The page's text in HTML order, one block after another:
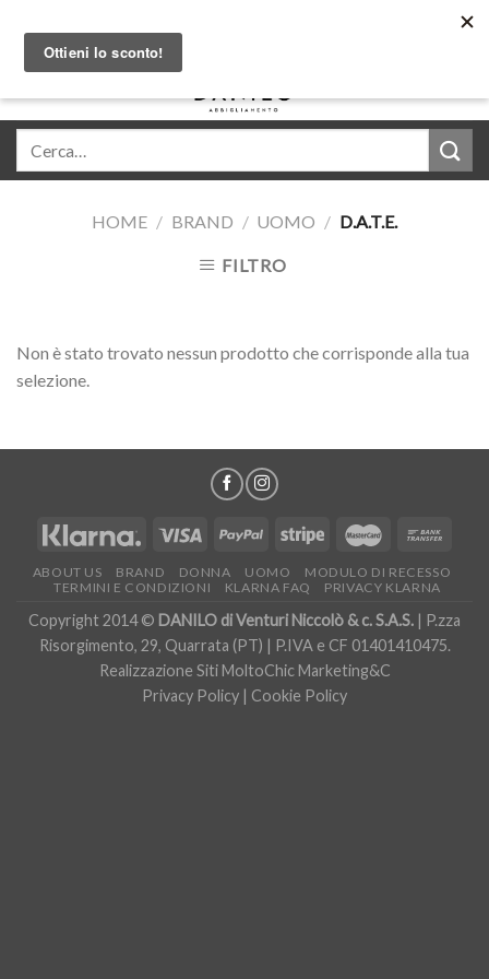
content
HOME / BRAND / UOMO / D.A.T.E.
FILTRO
Non è stato trovato nessun prodotto che corrisponde alla tua
selezione.
ABOUT US BRAND DONNA UOMO
MODULO DI RECESSO
TERMINI E CONDIZIONI
KLARNA FAQ PRIVACY KLARNA
Copyright 2014 © DANILO di Venturi Niccolò & c. S.A.S. | P.zza
Risorgimento, 29, Quarrata (PT) | P.IVA e CF 01401410475.
Realizzazione Siti MoltoChic Marketing&C
Privacy Policy | Cookie Policy